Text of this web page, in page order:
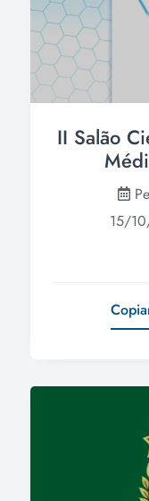
II Salão
15/